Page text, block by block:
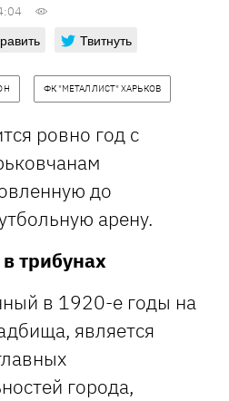
Твитнуть
ФК "МЕТАЛЛИСТ" ХАРЬКОВ
ровно год с
до
арену.
трибунах
в 1920-е годы на
является
города,